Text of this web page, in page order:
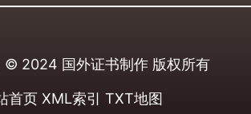
© 2024 国外证书制作 版权所有
首页 XML索引 TXT地图